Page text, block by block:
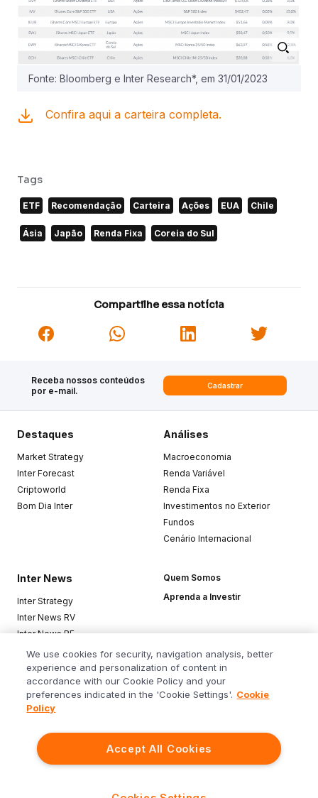
Fonte: Bloomberg e Inter Research*, em 31/01/2023
Confira aqui a carteira completa.
Tags
ETF Recomendação Carteira Ações EUA Chile
Ásia Japão Renda Fixa Coreia do Sul
Compartilhe essa notícia
Receba nossos conteúdos
por e-mail.
Cadastrar
Siga o Inter
Destaques
Market Strategy
Inter Forecast
Criptoworld
Bom Dia Inter
Análises
Macroeconomia
Renda Variável
Renda Fixa
Investimentos no Exterior
Fundos
Cenário Internacional
Inter News
Inter Strategy
Inter News RV
Inter News RF
Top Funds
Quem Somos
Aprenda a Investir
Baixe o app
We use cookies for security, navigation analysis, better
experience and personalization of content in
accordance with our Cookie Policy and your
preferences indicated in the 'Cookie Settings'. Cookie
Policy
Accept All Cookies